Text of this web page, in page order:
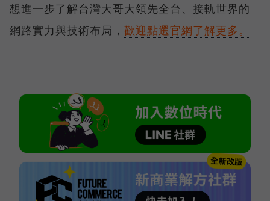
想進一步了解台灣大哥大領先全台、接軌世界的
網路實力與技術布局， 歡迎點選官網了解更多。